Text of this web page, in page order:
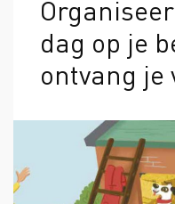
Akkerbouw en
Veiligheid
Risico Inventarisatie
Verzuimbegeleiding
Vitaliteit
Actueel
dag op je
ontvang je